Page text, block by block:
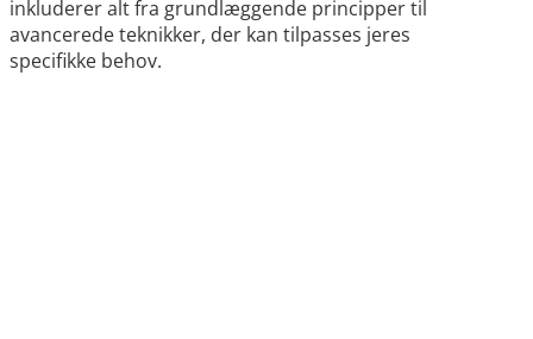
inkluderer alt fra grundlæggende principper til
avancerede teknikker, der kan tilpasses jeres
specifikke behov.